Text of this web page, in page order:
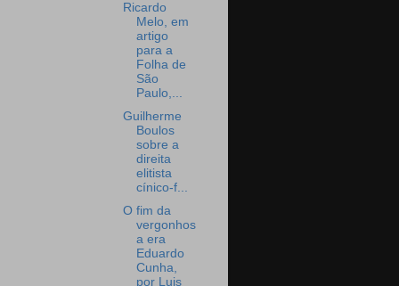
Ricardo
Melo, em
artigo
para a
Folha de
São
Paulo,...
Guilherme
Boulos
sobre a
direita
elitista
cínico-f...
O fim da
vergonhos
a era
Eduardo
Cunha,
por Luis